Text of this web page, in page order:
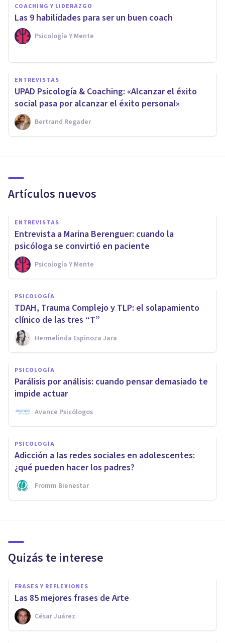
COACHING Y LIDERAZGO
Las 9 habilidades para ser un buen coach
Psicología Y Mente
ENTREVISTAS
UPAD Psicología & Coaching: «Alcanzar el éxito
social pasa por alcanzar el éxito personal»
Bertrand Regader
Artículos nuevos
ENTREVISTAS
Entrevista a Marina Berenguer: cuando la
psicóloga se convirtió en paciente
Psicología Y Mente
PSICOLOGÍA
TDAH, Trauma Complejo y TLP: el solapamiento
clínico de las tres “T”
Hermelinda Espinoza Jara
PSICOLOGÍA
Parálisis por análisis: cuando pensar demasiado te
impide actuar
Avance Psicólogos
PSICOLOGÍA
Adicción a las redes sociales en adolescentes:
¿qué pueden hacer los padres?
Fromm Bienestar
Quizás te interese
FRASES Y REFLEXIONES
Las 85 mejores frases de Arte
César Juárez